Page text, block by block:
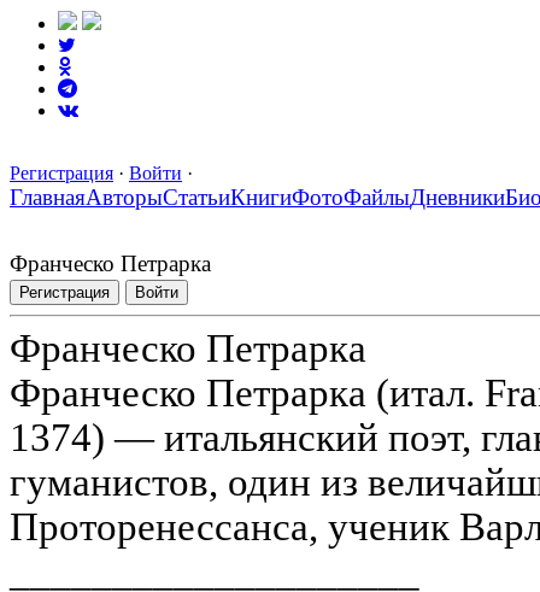
Регистрация · Войти ·
ГлавнаяАвторыСтатьиКнигиФотоФайлыДневники
Франческо Петрарка
Регистрация Войти
Франческо Петрарка
Франческо Петрарка (итал.
1374) — итальянский поэт,
гуманистов, один из
Проторенессанса, ученик